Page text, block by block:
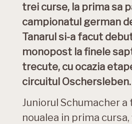
trei curse, la prima sa
campionatul german
Tanarul si-a facut
monopost la finele
trecute, cu ocazia
circuitul Oschersleben.
Juniorul Schumacher
noualea in prima